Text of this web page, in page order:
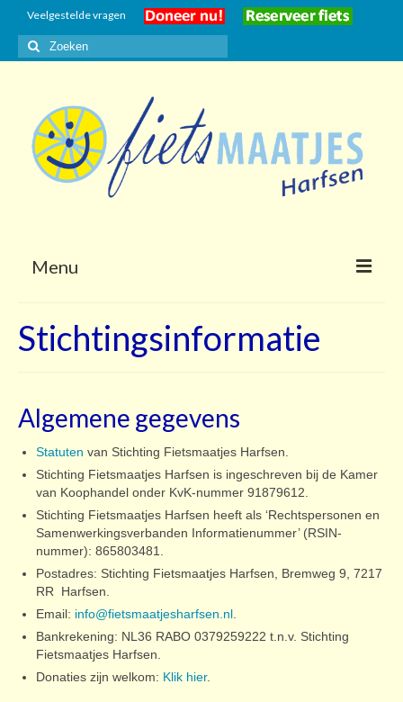
Veelgestelde vragen
Zoeken
naar:
Menu
Gasten
Doe mee
Donateurs
Contact
Instructie vrijwillers
Vertrouwenspersoon
Stichtingsinformatie
Algemene gegevens
Statuten van Stichting Fietsmaatjes Harfsen.
Stichting Fietsmaatjes Harfsen is ingeschreven bij de Kamer
van Koophandel onder KvK-nummer 91879612.
Stichting Fietsmaatjes Harfsen heeft als ‘Rechtspersonen en
Samenwerkingsverbanden Informatienummer’ (RSIN-
nummer): 865803481.
Postadres: Stichting Fietsmaatjes Harfsen, Bremweg 9, 7217
RR Harfsen.
Email: info@fietsmaatjesharfsen.nl.
Bankrekening: NL36 RABO 0379259222 t.n.v. Stichting
Fietsmaatjes Harfsen.
Donaties zijn welkom: Klik hier.